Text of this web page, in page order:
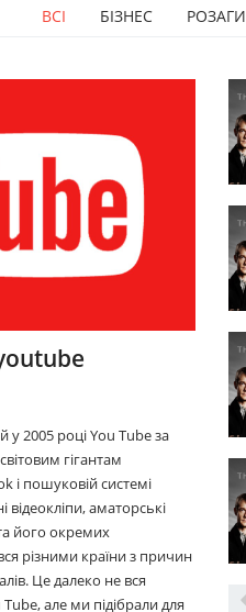
ВСІ БІЗНЕС РОЗАГИ
у 2005 році You Tube за
гігантам
і пошуковій системі
відеокліпи, аматорські
його окремих
різними країни з причин
Це далеко не вся
але ми підібрали для
09.12.2016
10 лайфхаків: як
легко прокидатися
вранці
30.11.2016
2017році
Топ 5 серіалів
08.06.2016